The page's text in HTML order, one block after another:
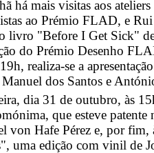
há mais visitas aos
ao Prémio FLAD, e Rui
livro "Before I Get Sick"
do Prémio Desenho
realiza-se a
Manuel dos Santos e
dia 31 de outubro, às
que esteve
von Hafe Pérez e, por fim,
uma edição com vinil de